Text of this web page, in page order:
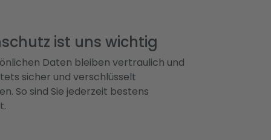
ist uns wichtig
Daten bleiben vertraulich und
sicher und verschlüsselt
So sind Sie jederzeit bestens